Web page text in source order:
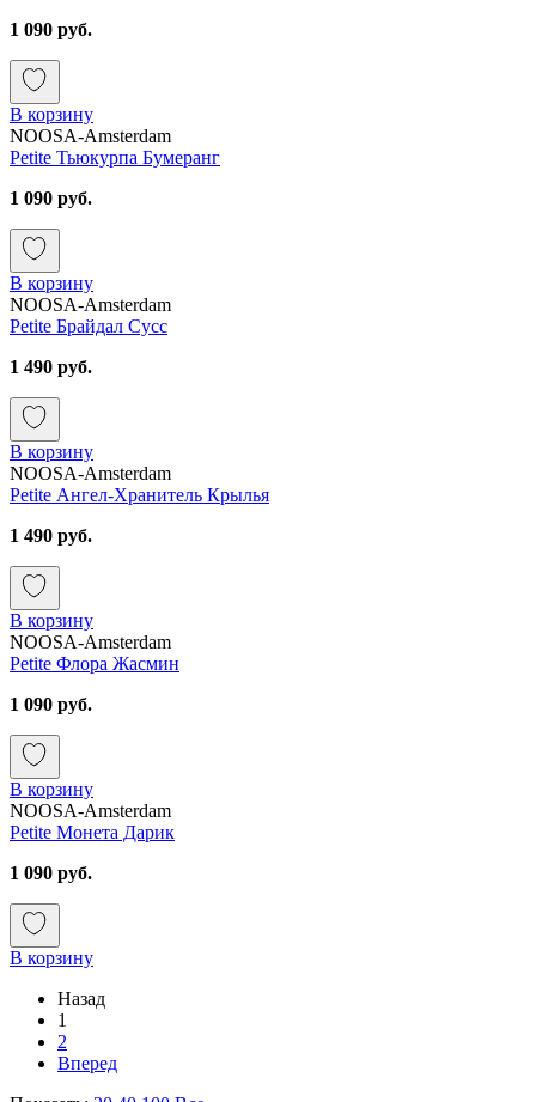
1 090 руб.
В корзину
NOOSA-Amsterdam
Petite Тьюкурпа Бумеранг
1 090 руб.
В корзину
NOOSA-Amsterdam
Petite Брайдал Сусс
1 490 руб.
В корзину
NOOSA-Amsterdam
Petite Ангел-Хранитель Крылья
1 490 руб.
В корзину
NOOSA-Amsterdam
Petite Флора Жасмин
1 090 руб.
В корзину
NOOSA-Amsterdam
Petite Монета Дарик
1 090 руб.
В корзину
Назад
1
2
Вперед